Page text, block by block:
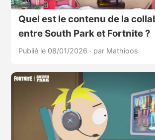
Quel est le contenu de la
entre South Park et Fortnite ?
Publié le 08/01/2026 · par Mathioos